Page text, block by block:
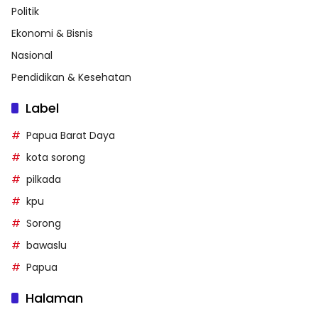
Politik
Ekonomi & Bisnis
Nasional
Pendidikan & Kesehatan
Label
Papua Barat Daya
kota sorong
pilkada
kpu
Sorong
bawaslu
Papua
Halaman